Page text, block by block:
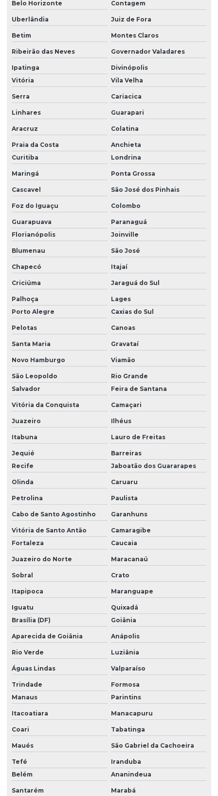
Belo Horizonte Contagem
Uberlândia Juiz de Fora
Betim Montes Claros
Ribeirão das Neves Governador Valadares
Ipatinga
Divinópolis
Vitória
Vila Velha
Serra Cariacica
Linhares Guarapari
Aracruz Colatina
Praia da Costa
Anchieta
Curitiba
Londrina
Maringá Ponta Grossa
Cascavel São José dos Pinhais
Foz do Iguaçu Colombo
Guarapuava
Paranaguá
Florianópolis
Joinville
Blumenau São José
Chapecó Itajaí
Criciúma Jaraguá do Sul
Palhoça
Lages
Porto Alegre
Caxias do Sul
Pelotas Canoas
Santa Maria Gravataí
Novo Hamburgo Viamão
São Leopoldo
Rio Grande
Salvador
Feira de Santana
Vitória da Conquista Camaçari
Juazeiro Ilhéus
Itabuna Lauro de Freitas
Jequié
Barreiras
Recife
Jaboatão dos Guararapes
Olinda Caruaru
Petrolina Paulista
Cabo de Santo Agostinho Garanhuns
Vitória de Santo Antão
Camaragibe
Fortaleza
Caucaia
Juazeiro do Norte Maracanaú
Sobral Crato
Itapipoca Maranguape
Iguatu
Quixadá
Brasília (DF)
Goiânia
Aparecida de Goiânia Anápolis
Rio Verde Luziânia
Águas Lindas Valparaíso
Trindade
Formosa
Manaus
Parintins
Itacoatiara Manacapuru
Coari Tabatinga
Maués São Gabriel da Cachoeira
Tefé
Iranduba
Belém
Ananindeua
Santarém Marabá